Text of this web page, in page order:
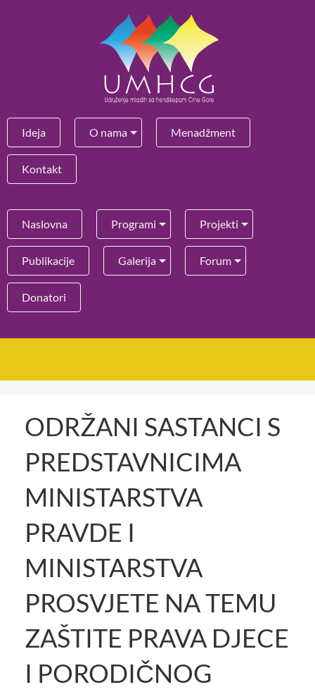
Ideja O nama Menadžment
Kontakt
Naslovna Programi Projekti
Publikacije Galerija Forum
Donatori
ODRŽANI SASTANCI S
PREDSTAVNICIMA
MINISTARSTVA
PRAVDE I
MINISTARSTVA
PROSVJETE NA TEMU
ZAŠTITE PRAVA DJECE
I PORODIČNOG